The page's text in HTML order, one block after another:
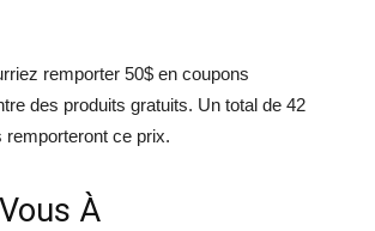
remporter 50$ en coupons
des produits gratuits. Un total de 42
remporteront ce prix.
À